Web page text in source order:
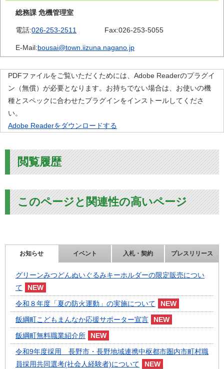
総務課 危機管理室
電話:026-253-2511 Fax:026-253-5055
E-Mail:bousai@town.iizuna.nagano.jp
PDFファイルをご覧いただくためには、Adobe Readerのプラグイ
ン（無償）が必要となります。お持ちでない場合は、お使いの機
種とスペックに合わせたプラグインをインストールしてくださ
い。
Adobe Readerをダウンロードする
閲覧履歴
このページと関連性の高いページ
お知らせ イベント 入札・契約 プレスリリース
グリーンみつどんぬいぐるみキーホルダーの限定販売につい
て
令和８年度「夏の防火運動」の実施について
飯綱町こどもまんなか応援サポーター宣言
飯綱町無料職業紹介所
令和9年度採用 長野市・長野地域連携中枢都市圏内市町村職
員採用共同選考(社会人経験者)について